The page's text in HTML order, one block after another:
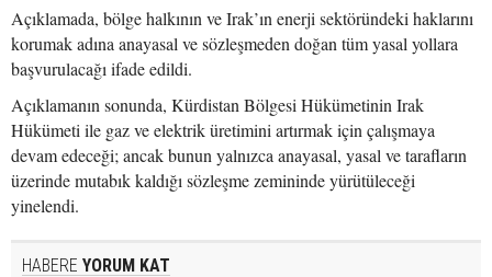
Açıklamada, bölge halkının ve Irak’ın enerji sektöründeki haklarını
korumak adına anayasal ve sözleşmeden doğan tüm yasal yollara
başvurulacağı ifade edildi.
Açıklamanın sonunda, Kürdistan Bölgesi Hükümetinin Irak
Hükümeti ile gaz ve elektrik üretimini artırmak için çalışmaya
devam edeceği; ancak bunun yalnızca anayasal, yasal ve tarafların
üzerinde mutabık kaldığı sözleşme zemininde yürütüleceği
yinelendi.
HABERE YORUM KAT